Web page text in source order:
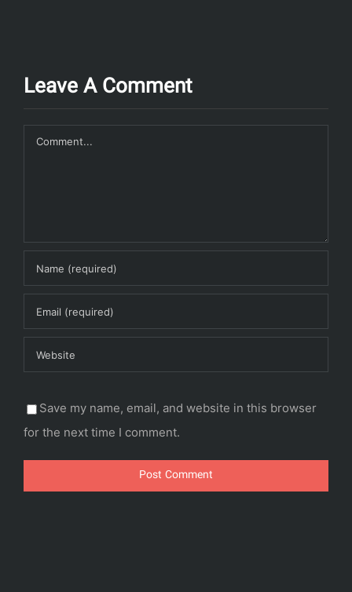
Leave A Comment
Comment
Save my name, email, and website in this browser
for the next time I comment.